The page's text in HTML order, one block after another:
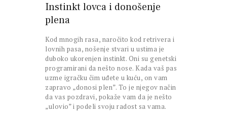
Instinkt lovca i donošenje
plena
Kod mnogih rasa, naročito kod retrivera i
lovnih pasa, nošenje stvari u ustima je
duboko ukorenjen instinkt. Oni su genetski
programirani da nešto nose. Kada vaš pas
uzme igračku čim uđete u kuću, on vam
zapravo „donosi plen”. To je njegov način
da vas pozdravi, pokaže vam da je nešto
„ulovio” i podeli svoju radost sa vama.